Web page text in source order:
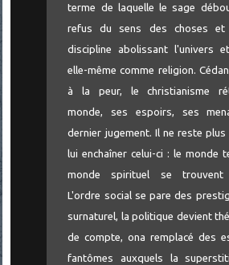
terme de laquelle le sage
refus du sens des choses
discipline abolissant l'univers
elle-même comme religion.
à la peur, le christianisme
monde, ses espoirs, ses
dernier jugement. Il ne reste plus
lui enchaîner celui-ci : le monde
monde spirituel se trouvent
L'ordre social se pare des
surnaturel, la politique devient
de compte, ona remplacé des
fantômes auxquels la